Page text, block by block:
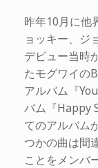
昨年10月に他
ョッキー、ジ
デビュー当時
たモグワイの
アルバム『
バム『Happy
てのアルバム
つかの曲は間
ことをメンバ